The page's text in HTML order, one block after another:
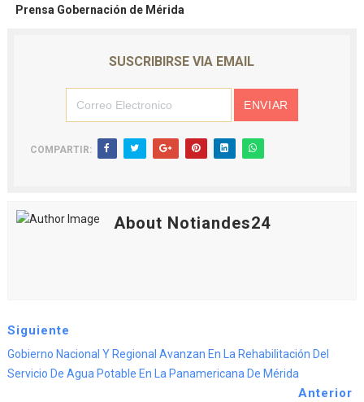
Prensa Gobernación de Mérida
SUSCRIBIRSE VIA EMAIL
COMPARTIR:
About Notiandes24
Siguiente
Gobierno Nacional Y Regional Avanzan En La Rehabilitación Del
Servicio De Agua Potable En La Panamericana De Mérida
Anterior